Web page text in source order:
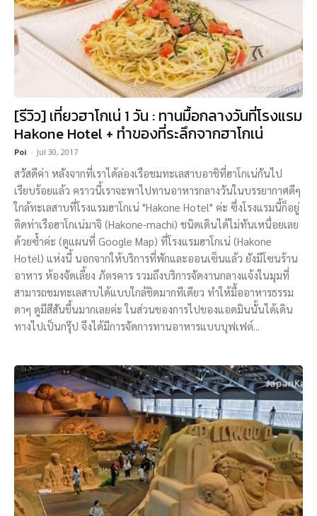
[รีวิว] เที่ยวฮาโกเน่ 1 วัน : ทานมื้อกลางวันที่โรงแรม
Hakone Hotel + ทำของที่ระลึกจากฮาโกเน่
Poi - Jul 30, 2017
สวัสดีค่า หลังจากที่เราได้ล่องเรือชมทะเลสาบอาชิที่ฮาโกเน่กันไป
เรียบร้อยแล้ว คราวนี้เราจะพาไปทานอาหารกลางวันในบรรยากาศดีๆ
ใกล้ทะเลสาบที่โรงแรมฮาโกเน่ "Hakone Hotel" ค่ะ ซึ่งโรงแรมนี้ก็อยู่
ติดท่าเรือฮาโกเน่มาจิ (Hakone-machi) ชนิดเดินได้ไม่ทันเหนื่อยเลย
ด้วยซ้ำค่ะ (ดูแผนที่ Google Map) ที่โรงแรมฮาโกเน่ (Hakone
Hotel) แห่งนี้ นอกจากให้บริการที่พักและออนเซ็นแล้ว ยังมีโซนร้าน
อาหาร ห้องจัดเลี้ยง ภัตรคาร รวมถึงบริการจัดงานกลางแจ้งในมุมที่
สามารถชมทะเลสาบได้แบบใกล้ชิดมากทีเดียว ทำให้มื้ออาหารธรรม
ดาๆ ดูมีสีสันขึ้นมากเลยค่ะ ในส่วนของการไปของแอดมินนั้นได้เดิน
ทางไปเป็นกรุ๊ป จึงได้มีการจัดการทานอาหารแบบบุฟเฟต์...